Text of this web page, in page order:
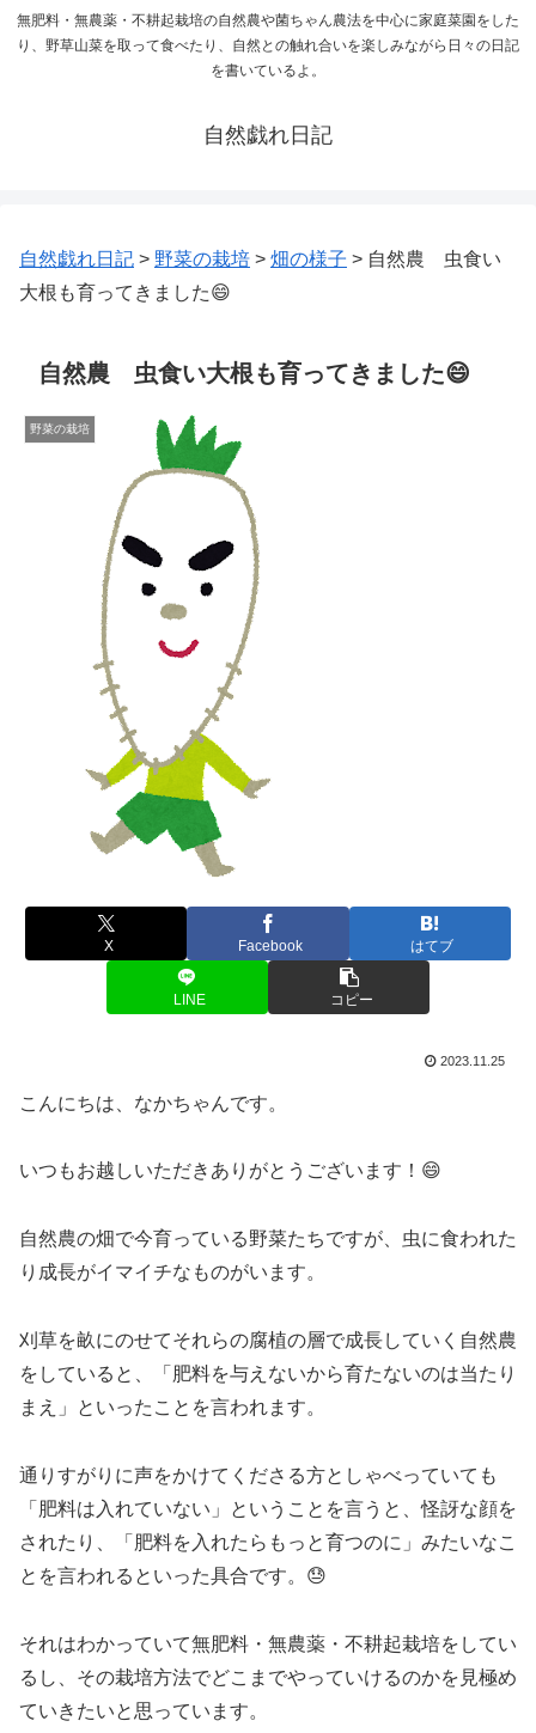
無肥料・無農薬・不耕起栽培の自然農や菌ちゃん農法を中心に家庭菜園をした
り、野草山菜を取って食べたり、自然との触れ合いを楽しみながら日々の日記
を書いているよ。
自然戯れ日記
自然戯れ日記 > 野菜の栽培 > 畑の様子 > 自然農 虫食い
大根も育ってきました😄
自然農 虫食い大根も育ってきました😄
野菜の栽培
X Facebook はてブ
LINE コピー
2023.11.25
こんにちは、なかちゃんです。
いつもお越しいただきありがとうございます！😄
自然農の畑で今育っている野菜たちですが、虫に食われた
り成長がイマイチなものがいます。
刈草を畝にのせてそれらの腐植の層で成長していく自然農
をしていると、「肥料を与えないから育たないのは当たり
まえ」といったことを言われます。
通りすがりに声をかけてくださる方としゃべっていても
「肥料は入れていない」ということを言うと、怪訝な顔を
されたり、「肥料を入れたらもっと育つのに」みたいなこ
とを言われるといった具合です。😓
それはわかっていて無肥料・無農薬・不耕起栽培をしてい
るし、その栽培方法でどこまでやっていけるのかを見極め
ていきたいと思っています。